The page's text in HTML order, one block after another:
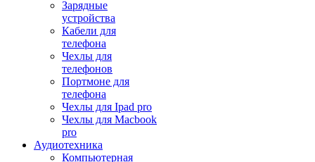
Зарядные
устройства
Кабели для
телефона
Чехлы для
телефонов
Портмоне для
телефона
Чехлы для Ipad pro
Чехлы для Macbook
pro
Аудиотехника
Компьютерная